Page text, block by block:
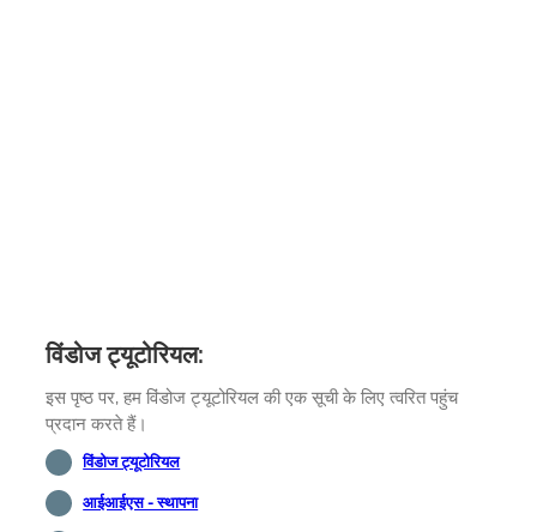
विंडोज ट्यूटोरियल:
इस पृष्ठ पर, हम विंडोज ट्यूटोरियल की एक सूची के लिए त्वरित पहुंच
प्रदान करते हैं।
विंडोज ट्यूटोरियल
आईआईएस - स्थापना